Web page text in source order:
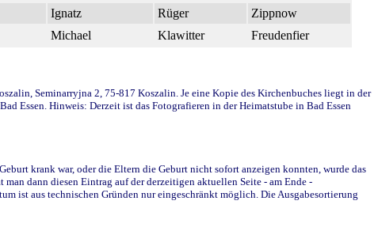
Ignatz Rüger
Zippnow
Michael Klawitter Freudenfier
Seminarryjna 2, 75-817 Koszalin. Je eine Kopie des Kirchenbuches liegt in der
Essen. Hinweis: Derzeit ist das Fotografieren in der Heimatstube in Bad Essen
krank war, oder die Eltern die Geburt nicht sofort anzeigen konnten, wurde das
dann diesen Eintrag auf der derzeitigen aktuellen Seite - am Ende -
ist aus technischen Gründen nur eingeschränkt möglich. Die Ausgabesortierung